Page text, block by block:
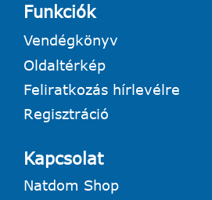
Funkciók
Vendégkönyv
Oldaltérkép
Feliratkozás hírlevélre
Regisztráció
Kapcsolat
Natdom Shop